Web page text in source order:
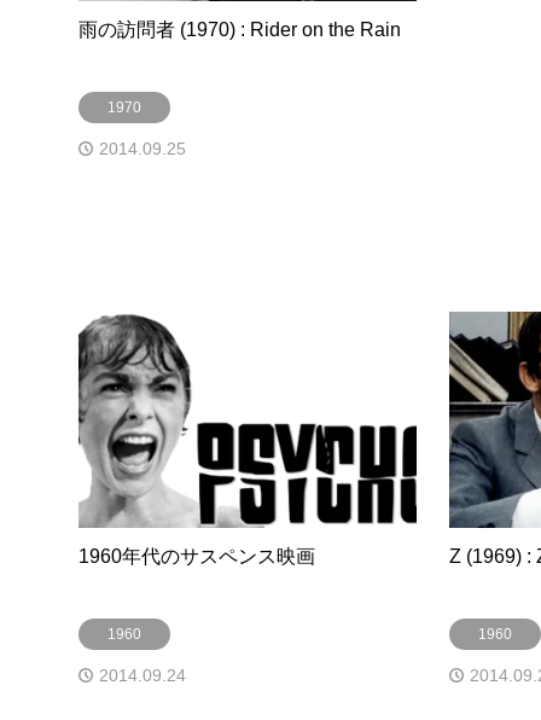
雨の訪問者 (1970) : Rider on the Rain
1970
2014.09.25
1960年代のサスペンス映画
1960
2014.09.24
Z (1969) :
1960